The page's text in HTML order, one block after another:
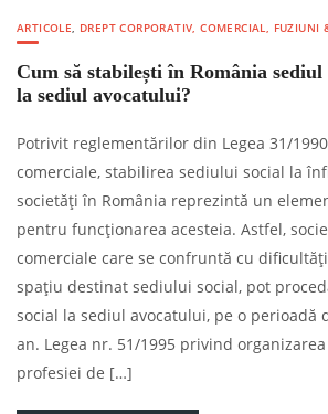
ARTICOLE, DREPT CORPORATIV, COMERCIAL, FUZIUNI
Cum să stabilești în România
la sediul avocatului?
Potrivit reglementărilor din Legea 31/
comerciale, stabilirea sediului social la
societăți în România reprezintă un
pentru funcționarea acesteia. Astfel,
comerciale care se confruntă cu
spațiu destinat sediului social, pot
social la sediul avocatului, pe o perioadă
an. Legea nr. 51/1995 privind
profesiei de […]